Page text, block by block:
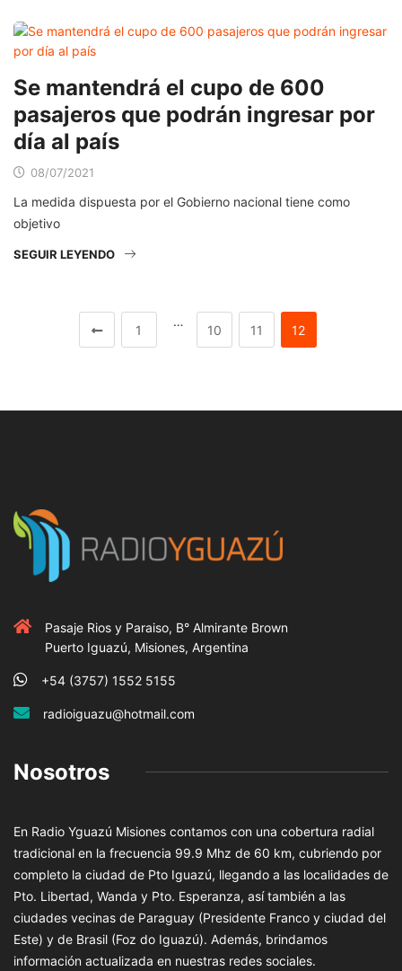
Se mantendrá el cupo de 600
pasajeros que podrán ingresar por
día al país
08/07/2021
La medida dispuesta por el Gobierno nacional tiene como
objetivo
SEGUIR LEYENDO
1
…
10 11 12
Pasaje Rios y Paraiso, B° Almirante Brown
Puerto Iguazú, Misiones, Argentina
+54 (3757) 1552 5155
radioiguazu@hotmail.com
Nosotros
En Radio Yguazú Misiones contamos con una cobertura radial
tradicional en la frecuencia 99.9 Mhz de 60 km, cubriendo por
completo la ciudad de Pto Iguazú, llegando a las localidades de
Pto. Libertad, Wanda y Pto. Esperanza, así también a las
ciudades vecinas de Paraguay (Presidente Franco y ciudad del
Este) y de Brasil (Foz do Iguazú). Además, brindamos
información actualizada en nuestras redes sociales.